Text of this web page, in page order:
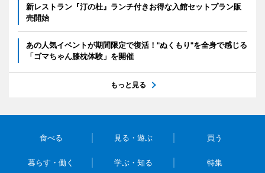
新レストラン『汀の杜』ランチ付きお得な入館セットプラン販
売開始
あの人気イベントが期間限定で復活！"ぬくもり"を全身で感じる
「ゴマちゃん膝枕体験」を開催
もっと見る
食べる 見る・遊ぶ 買う
暮らす・働く 学ぶ・知る 特集